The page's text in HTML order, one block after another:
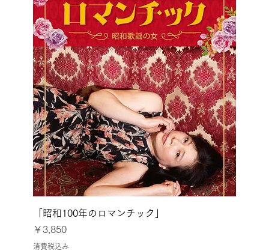
「昭和100年のロマンチック」
価格
￥3,850
消費税込み